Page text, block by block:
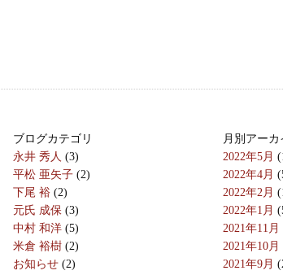
ブログカテゴリ
永井 秀人 (3)
平松 亜矢子 (2)
下尾 裕 (2)
元氏 成保 (3)
中村 和洋 (5)
米倉 裕樹 (2)
お知らせ (2)
月別アーカ
2022年5月
2022年4月
2022年2月
2022年1月
2021年11月
2021年10月
2021年9月